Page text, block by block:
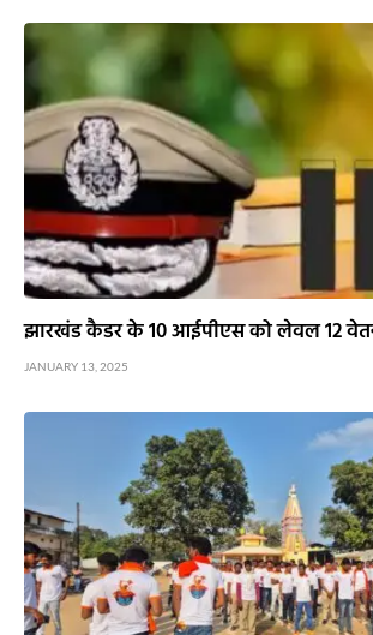
झारखंड कैडर के 10 आईपीएस को लेवल 12
JANUARY 13, 2025